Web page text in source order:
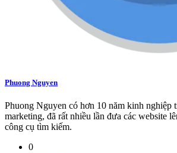
Phuong Nguyen
Phuong Nguyen có hơn 10 năm kinh nghiệp
marketing, đã rất nhiều lần đưa các website
công cụ tìm kiếm.
0